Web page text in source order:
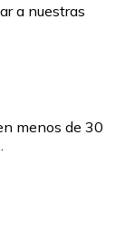
a nuestras
menos de 30